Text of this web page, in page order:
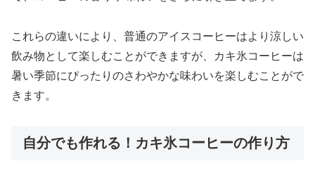
これらの違いにより、普通のアイスコーヒーはより涼しい
飲み物として楽しむことができますが、カキ氷コーヒーは
暑い季節にぴったりのさわやかな味わいを楽しむことがで
きます。
自分でも作れる！カキ氷コーヒーの作り方